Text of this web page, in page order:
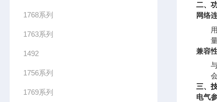
1768系列
1763系列
1492
1756系列
1769系列
二、
网络
兼容
三、
电气